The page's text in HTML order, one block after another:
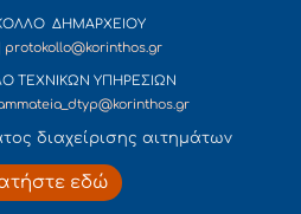
ΔΗΜΑΡΧΕΙΟΥ
| protokollo@korinthos.gr
ΤΕΧΝΙΚΩΝ ΥΠΗΡΕΣΙΩΝ
διαχείρισης αιτημάτων
εδώ